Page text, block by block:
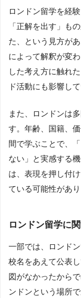
ロンドン留学を経
「正解を出す」も
た、という見方が
によって解釈が変
した考え方に触れ
ド活動にも影響し
また、ロンドンは
す。年齢、国籍、
間で学ぶことで、
ない」と実感する
は、表現を押し付
ている可能性があり
ロンドン留学に
一部では、ロンド
校名をあえて公表
図がなかったから
ンドンという場所